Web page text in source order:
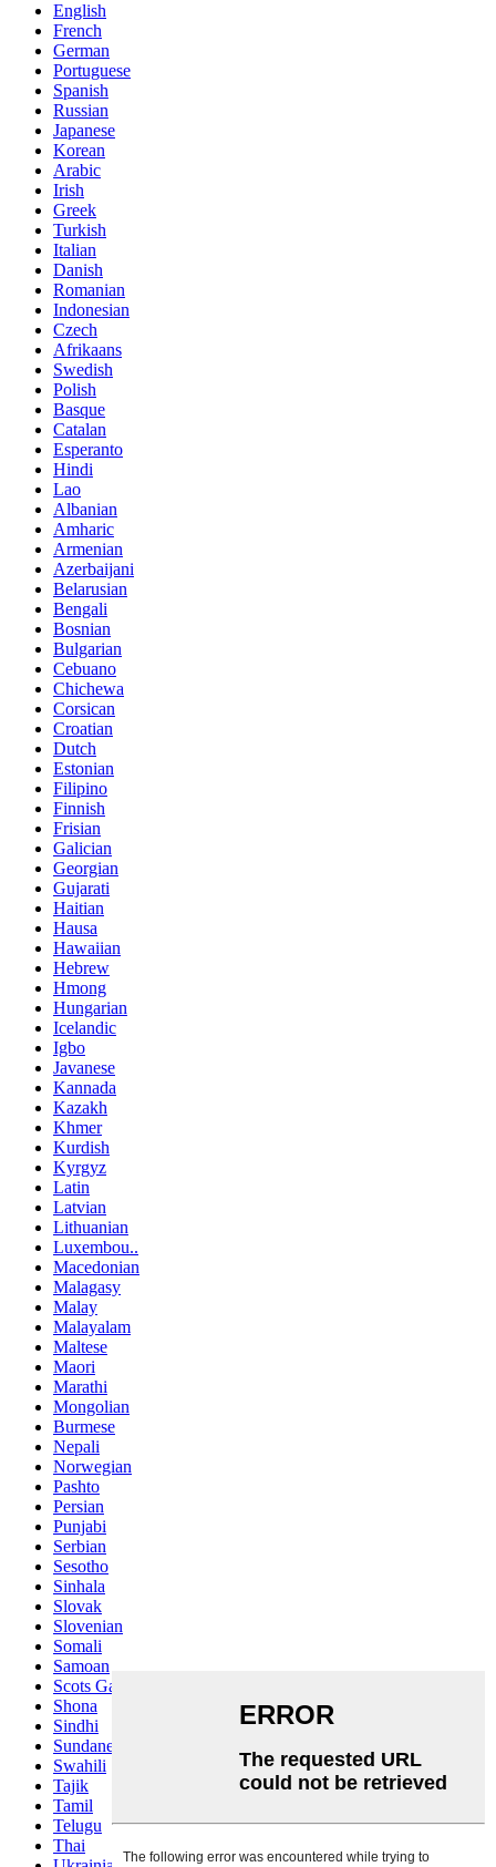
English
French
German
Portuguese
Spanish
Russian
Japanese
Korean
Arabic
Irish
Greek
Turkish
Italian
Danish
Romanian
Indonesian
Czech
Afrikaans
Swedish
Polish
Basque
Catalan
Esperanto
Hindi
Lao
Albanian
Amharic
Armenian
Azerbaijani
Belarusian
Bengali
Bosnian
Bulgarian
Cebuano
Chichewa
Corsican
Croatian
Dutch
Estonian
Filipino
Finnish
Frisian
Galician
Georgian
Gujarati
Haitian
Hausa
Hawaiian
Hebrew
Hmong
Hungarian
Icelandic
Igbo
Javanese
Kannada
Kazakh
Khmer
Kurdish
Kyrgyz
Latin
Latvian
Lithuanian
Luxembou..
Macedonian
Malagasy
Malay
Malayalam
Maltese
Maori
Marathi
Mongolian
Burmese
Nepali
Norwegian
Pashto
Persian
Punjabi
Serbian
Sesotho
Sinhala
Slovak
Slovenian
Somali
Samoan
Scots Gaelic
Shona
Sindhi
Sundanese
Swahili
Tajik
Tamil
Telugu
Thai